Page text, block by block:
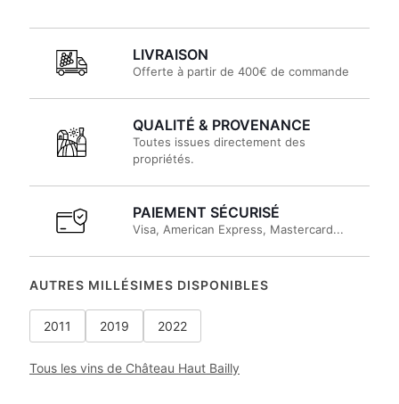
LIVRAISON
Offerte à partir de 400€ de commande
QUALITÉ & PROVENANCE
Toutes issues directement des
propriétés.
PAIEMENT SÉCURISÉ
Visa, American Express, Mastercard...
AUTRES MILLÉSIMES DISPONIBLES
2011 2019 2022
Tous les vins de Château Haut Bailly